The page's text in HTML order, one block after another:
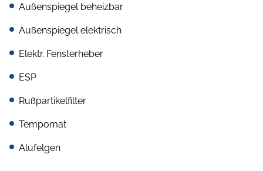
Außenspiegel beheizbar
Außenspiegel elektrisch
Elektr. Fensterheber
ESP
Rußpartikelfilter
Tempomat
Alufelgen